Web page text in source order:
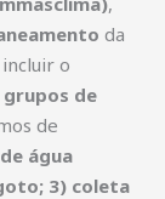
da
incluir o
de
de
água
3) coleta